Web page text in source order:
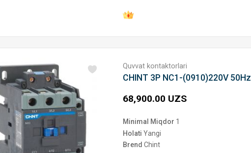
Quvvat kontaktorlari
CHINT 3P NC1-(0910)220V 50Hz
68,900.00 UZS
Minimal Miqdor 1
Holati Yangi
Brend Chint